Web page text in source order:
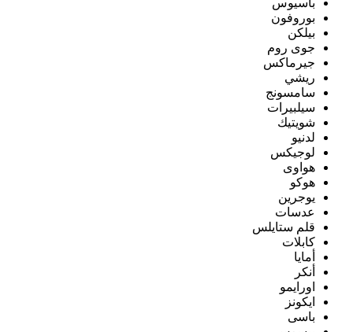
باسيوس
بوروفون
بيلكن
جوى روم
جيرماكس
ريشي
سامسونج
سيلبيرات
شويتيك
لدنيو
لوجيكس
هواوى
هوكو
يوجرين
عدسات
قلم ستايلس
كابلات
أمايا
أنكر
اورايمو
ايكونز
باسى